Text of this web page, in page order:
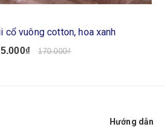
cổ vuông cotton, hoa xanh
170.000₫
Hướng dẫn